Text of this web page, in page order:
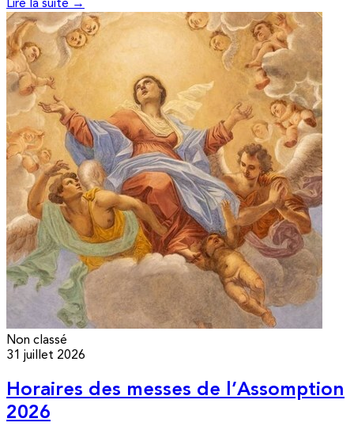
Lire la suite →
Non classé
31 juillet 2026
Horaires des messes de l’Assomption
2026